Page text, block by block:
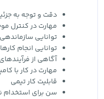
دقت و توجه به
مهارت در کنترل
توانایی
توانایی انجام
آگاهی از
مهارت در کار با
قابلیت کار تیمی
سن برای استخدام نیرو